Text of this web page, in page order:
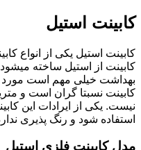
کابینت استیل
کابینت استیل یکی از انواع
کابینت از استیل ساخته
بهداشت خیلی مهم است مورد
کابینت نسبتا گران است و
نیست. یکی از ایرادات این
استفاده شود و رنگ پذیری
مدل کابینت فلزی استیل